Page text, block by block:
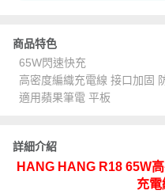
商品特色
65W閃速快充
高密度編織充電線 接口加固
適用蘋果筆電 平板
詳細介紹
HANG HANG R18 65W
充